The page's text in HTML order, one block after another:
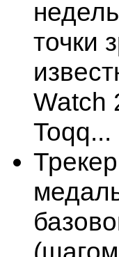
точки
Watch
Toqq...